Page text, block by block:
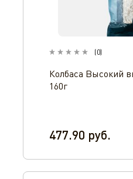
(0)
Колбаса Высокий
160г
477.90 руб.